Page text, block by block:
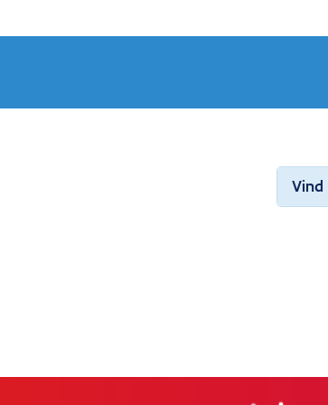
Vind